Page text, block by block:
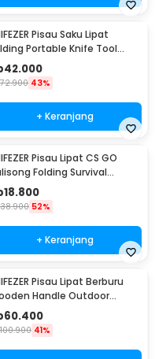
Pisau Saku Lipat
Portable Knife Tool
Grip - S12
42.000
72.900 43%
+ Keranjang
Pisau Lipat CS GO
Folding Survival
Knife - C3
18.800
38.900 52%
+ Keranjang
Pisau Lipat Berburu
Handle Outdoor
Knife - CBF64
60.400
100.900 41%